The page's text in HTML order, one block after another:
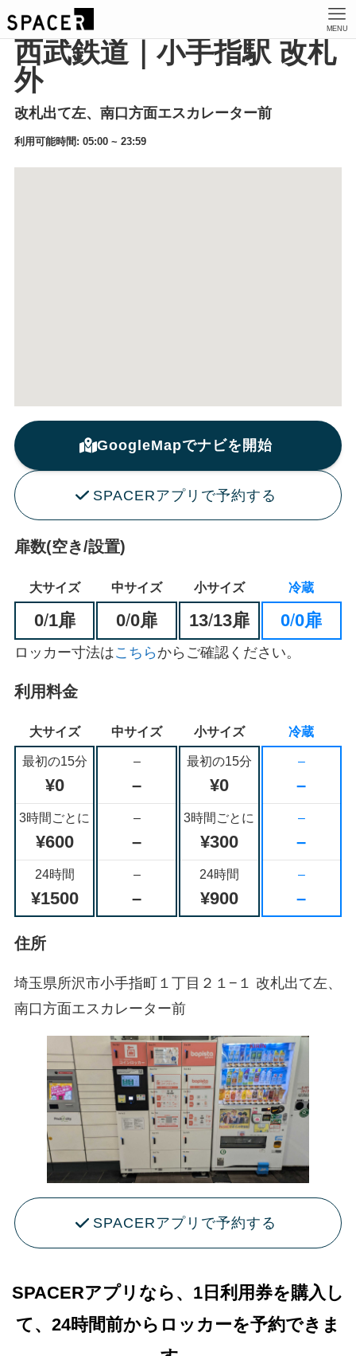
MENU
西武鉄道｜小手指駅 改札
外
改札出て左、南口方面エスカレーター前
利用可能時間: 05:00 ~ 23:59
GoogleMapでナビを開始
SPACERアプリで予約する
扉数(空き/設置)
大サイズ 中サイズ 小サイズ 冷蔵
0/1扉 0/0扉 13/13扉 0/0扉
ロッカー寸法はこちら からご確認ください。
利用料金
大サイズ 中サイズ 小サイズ 冷蔵
最初の15分
¥0
3時間ごとに
¥600
24時間
¥1500
–
–
–
–
–
–
最初の15分
¥0
3時間ごとに
¥300
24時間
¥900
–
–
–
–
–
–
住所
埼玉県所沢市小手指町１丁目２１−１ 改札出て左、
南口方面エスカレーター前
SPACERアプリで予約する
SPACERアプリなら、1日利用券を購入し
て、24時間前からロッカーを予約できま